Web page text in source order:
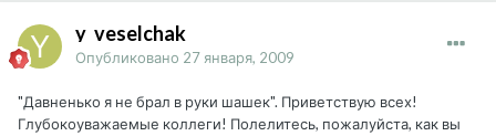
y_veselchak
Опубликовано 27 января, 2009
"Давненько я не брал в руки шашек". Приветствую всех!
Глубокоуважаемые коллеги! Полелитесь, пожалуйста, как вы